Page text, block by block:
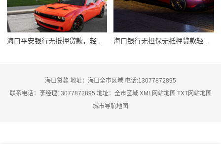
海口贷款 地址：海口全市区域 电话:13077872895
联系电话：李经理13077872895 地址：全市区域 XML网站地图 TXT网站地图
城市导航地图